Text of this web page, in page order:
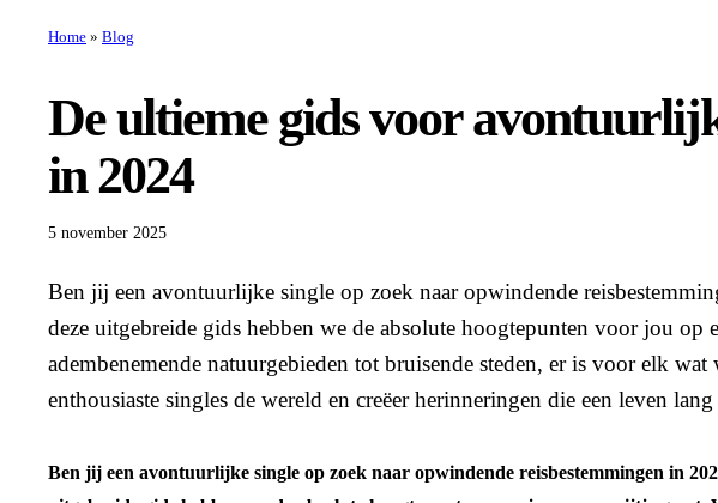
Home » Blog
De ultieme gids voor
in 2024
5 november 2025
Ben jij een avontuurlijke single op zoek naar opwindende
deze uitgebreide gids hebben we de absolute hoogtepunten voor jou op
adembenemende natuurgebieden tot bruisende steden, er is voor elk
enthousiaste singles de wereld en creëer herinneringen die een leven lang
Ben jij een avontuurlijke single op zoek naar opwindende reisbestemmingen in